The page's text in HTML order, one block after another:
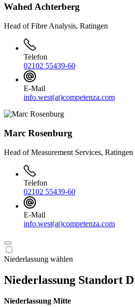
Wahed Achterberg
Head of Fibre Analysis, Ratingen
Telefon
02102 55439-60
E-Mail
info.west(at)competenza.com
Marc Rosenburg
Head of Measurement Services, Ratingen
Telefon
02102 55439-60
E-Mail
info.west(at)competenza.com
Niederlassung wählen
Niederlassung Standort
Niederlassung Mitte